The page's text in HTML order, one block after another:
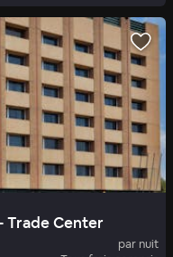
Trade Center
par nuit